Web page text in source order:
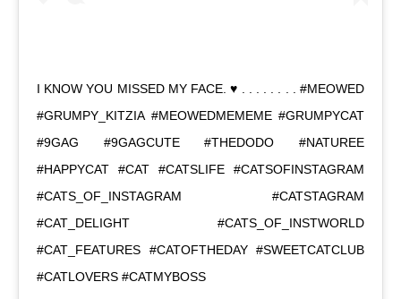
I KNOW YOU MISSED MY FACE. ♥️ . . . . . . . . #MEOWED
#GRUMPY_KITZIA #MEOWEDMEMEME #GRUMPYCAT
#9GAG #9GAGCUTE #THEDODO #NATUREE
#HAPPYCAT #CAT #CATSLIFE #CATSOFINSTAGRAM
#CATS_OF_INSTAGRAM #CATSTAGRAM
#CAT_DELIGHT #CATS_OF_INSTWORLD
#CAT_FEATURES #CATOFTHEDAY #SWEETCATCLUB
#CATLOVERS #CATMYBOSS